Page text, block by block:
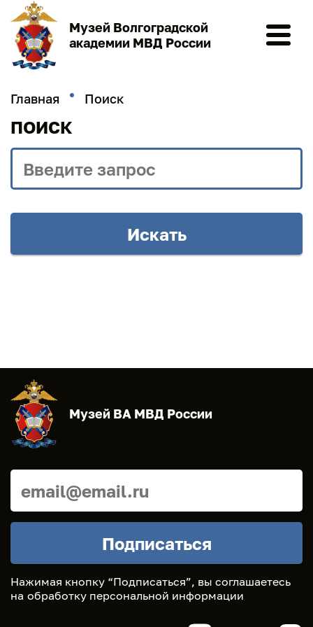
Музей Волгоградской
академии МВД России
Мероприятия
Электронный путеводитель
Коллекции
Государственный каталог
Электронный каталог
Главная Поиск
ПОИСК
Музей ВА МВД России
Нажимая кнопку “Подписаться”, вы соглашаетесь
на обработку персональной информации